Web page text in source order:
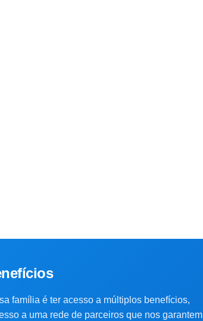
família é ter acesso a múltiplos benefícios,
a uma rede de parceiros que nos garantem